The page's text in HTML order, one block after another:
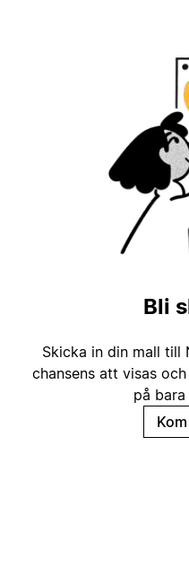
Bli
Skicka in din mall till
chansens att visas
på